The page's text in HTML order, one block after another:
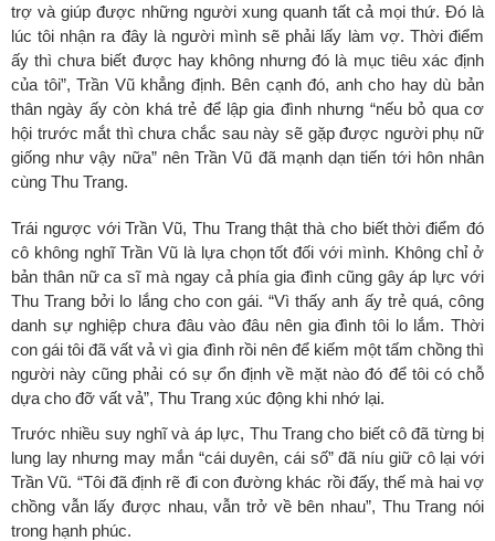
trợ và giúp được những người xung quanh tất cả mọi thứ. Đó là
lúc tôi nhận ra đây là người mình sẽ phải lấy làm vợ. Thời điểm
ấy thì chưa biết được hay không nhưng đó là mục tiêu xác định
của tôi”, Trần Vũ khẳng định. Bên cạnh đó, anh cho hay dù bản
thân ngày ấy còn khá trẻ để lập gia đình nhưng “nếu bỏ qua cơ
hội trước mắt thì chưa chắc sau này sẽ gặp được người phụ nữ
giống như vậy nữa” nên Trần Vũ đã mạnh dạn tiến tới hôn nhân
cùng Thu Trang.
Trái ngược với Trần Vũ, Thu Trang thật thà cho biết thời điểm đó
cô không nghĩ Trần Vũ là lựa chọn tốt đối với mình. Không chỉ ở
bản thân nữ ca sĩ mà ngay cả phía gia đình cũng gây áp lực với
Thu Trang bởi lo lắng cho con gái. “Vì thấy anh ấy trẻ quá, công
danh sự nghiệp chưa đâu vào đâu nên gia đình tôi lo lắm. Thời
con gái tôi đã vất vả vì gia đình rồi nên để kiếm một tấm chồng thì
người này cũng phải có sự ổn định về mặt nào đó để tôi có chỗ
dựa cho đỡ vất vả”, Thu Trang xúc động khi nhớ lại.
Trước nhiều suy nghĩ và áp lực, Thu Trang cho biết cô đã từng bị
lung lay nhưng may mắn “cái duyên, cái số” đã níu giữ cô lại với
Trần Vũ. “Tôi đã định rẽ đi con đường khác rồi đấy, thế mà hai vợ
chồng vẫn lấy được nhau, vẫn trở về bên nhau”, Thu Trang nói
trong hạnh phúc.